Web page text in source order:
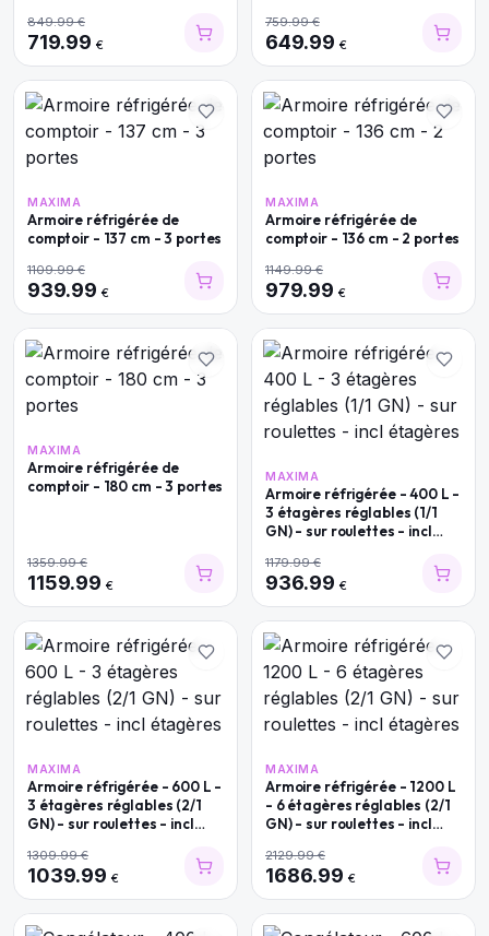
849.99€
719.99 €
759.99€
649.99 €
MAXIMA
Armoire réfrigérée de
comptoir - 137 cm - 3 portes
1109.99€
939.99 €
MAXIMA
Armoire réfrigérée de
comptoir - 136 cm - 2 portes
1149.99€
979.99 €
MAXIMA
Armoire réfrigérée de
comptoir - 180 cm - 3 portes
1359.99€
1159.99 €
MAXIMA
Armoire réfrigérée - 400 L -
3 étagères réglables (1/1
GN) - sur roulettes - incl
1179.99€
936.99 €
MAXIMA
Armoire réfrigérée - 600 L -
3 étagères réglables (2/1
GN) - sur roulettes - incl
1309.99€
1039.99 €
MAXIMA
Armoire réfrigérée - 1200 L
- 6 étagères réglables (2/1
GN) - sur roulettes - incl
2129.99€
1686.99 €